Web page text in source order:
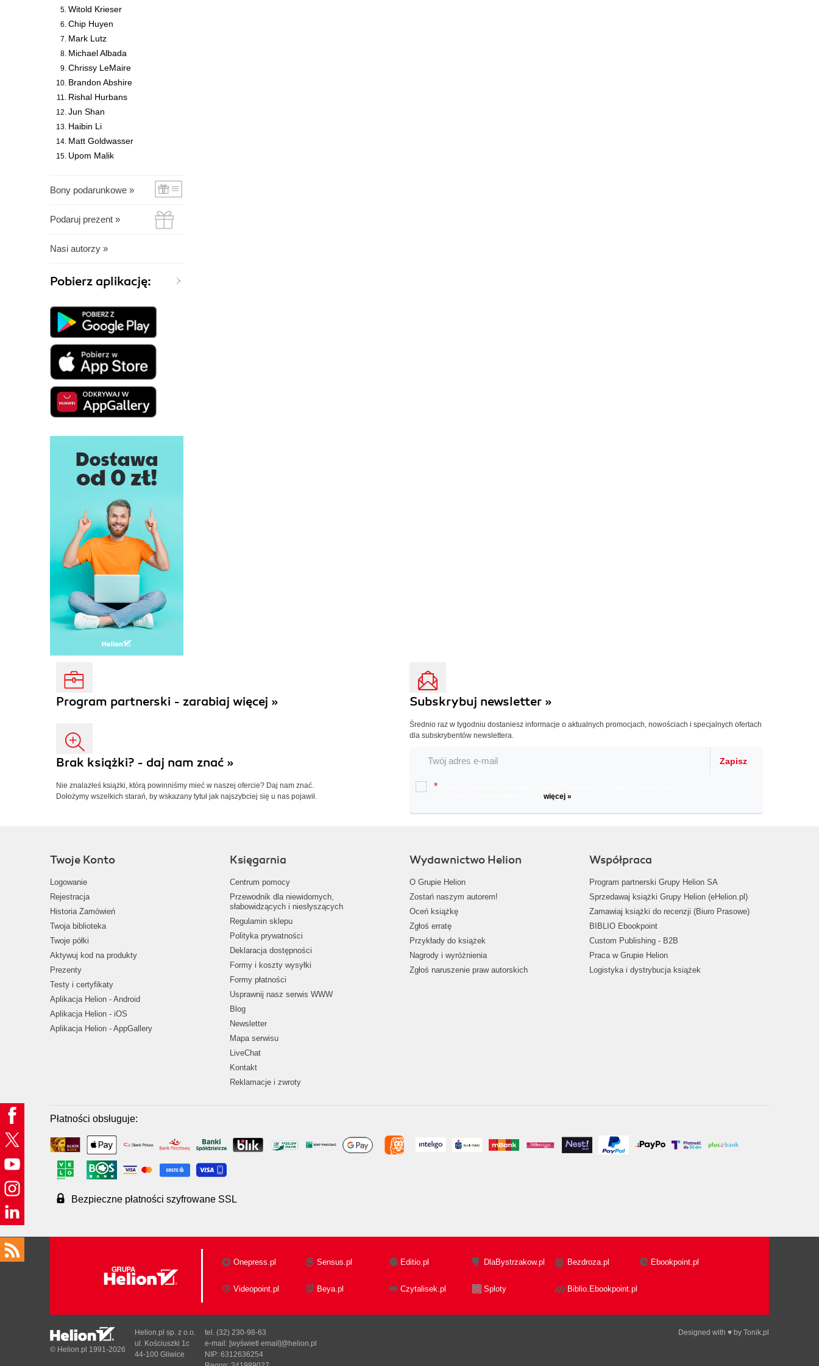
Witold Krieser
Chip Huyen
Mark Lutz
Michael Albada
Chrissy LeMaire
Brandon Abshire
Rishal Hurbans
Jun Shan
Haibin Li
Matt Goldwasser
Upom Malik
Bony podarunkowe »
Podaruj prezent »
Nasi autorzy »
Pobierz aplikację:
Program partnerski - zarabiaj więcej »
Brak książki? - daj nam znać »
Nie znalazłeś książki, którą powinniśmy mieć w naszej ofercie? Daj nam znać.
Dołożymy wszelkich starań, by wskazany tytuł jak najszybciej się u nas pojawił.
Subskrybuj newsletter »
Średnio raz w tygodniu dostaniesz informacje o aktualnych promocjach, nowościach i specjalnych ofertach
dla subskrybentów newslettera.
Zapisz
*
więcej »
Twoje Konto
Logowanie
Rejestracja
Historia Zamówień
Twoja biblioteka
Twoje półki
Aktywuj kod na produkty
Prezenty
Testy i certyfikaty
Aplikacja Helion - Android
Aplikacja Helion - iOS
Aplikacja Helion - AppGallery
Księgarnia
Centrum pomocy
Przewodnik dla niewidomych,
słabowidzących i niesłyszących
Regulamin sklepu
Polityka prywatności
Deklaracja dostępności
Formy i koszty wysyłki
Formy płatności
Usprawnij nasz serwis WWW
Blog
Newsletter
Mapa serwisu
LiveChat
Kontakt
Reklamacje i zwroty
Wydawnictwo Helion
O Grupie Helion
Zostań naszym autorem!
Oceń książkę
Zgłoś erratę
Przykłady do książek
Nagrody i wyróżnienia
Zgłoś naruszenie praw autorskich
Współpraca
Program partnerski Grupy Helion SA
Sprzedawaj książki Grupy Helion (eHelion.pl)
Zamawiaj książki do recenzji (Biuro Prasowe)
BIBLIO Ebookpoint
Custom Publishing - B2B
Praca w Grupie Helion
Logistyka i dystrybucja książek
Płatności obsługuje:
Bezpieczne płatności szyfrowane SSL
Onepress.pl Sensus.pl Editio.pl DlaBystrzakow.pl Bezdroza.pl Ebookpoint.pl
Videopoint.pl Beya.pl Czytalisek.pl Sploty Biblio.Ebookpoint.pl
Designed with ♥ by Tonik.pl
© Helion.pl 1991-2026
Helion.pl sp. z o.o.
ul. Kościuszki 1c
44-100 Gliwice
tel. (32) 230-98-63
e-mail: [wyświetl email]@helion.pl
NIP: 6312636254